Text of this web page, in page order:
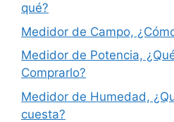
qué?
Medidor de Campo,
Medidor de Potencia,
Comprarlo?
Medidor de Humedad,
cuesta?